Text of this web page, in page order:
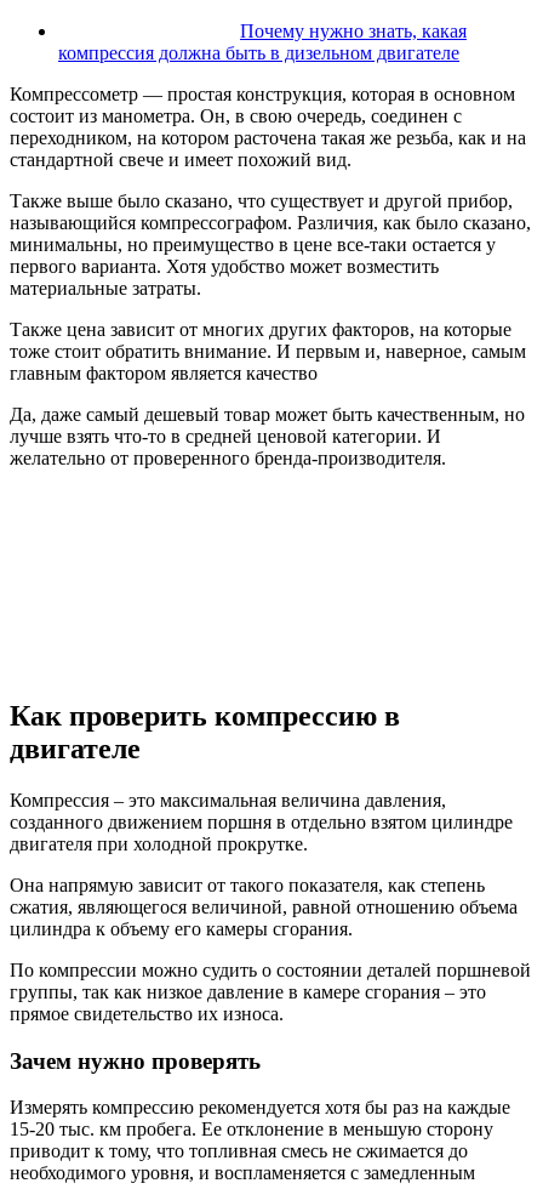
Почему нужно знать, какая
компрессия должна быть в дизельном двигателе
Компрессометр — простая конструкция, которая в основном
состоит из манометра. Он, в свою очередь, соединен с
переходником, на котором расточена такая же резьба, как и на
стандартной свече и имеет похожий вид.
Также выше было сказано, что существует и другой прибор,
называющийся компрессографом. Различия, как было сказано,
минимальны, но преимущество в цене все-таки остается у
первого варианта. Хотя удобство может возместить
материальные затраты.
Также цена зависит от многих других факторов, на которые
тоже стоит обратить внимание. И первым и, наверное, самым
главным фактором является качество
Да, даже самый дешевый товар может быть качественным, но
лучше взять что-то в средней ценовой категории. И
желательно от проверенного бренда-производителя.
Как проверить компрессию в
двигателе
Компрессия – это максимальная величина давления,
созданного движением поршня в отдельно взятом цилиндре
двигателя при холодной прокрутке.
Она напрямую зависит от такого показателя, как степень
сжатия, являющегося величиной, равной отношению объема
цилиндра к объему его камеры сгорания.
По компрессии можно судить о состоянии деталей поршневой
группы, так как низкое давление в камере сгорания – это
прямое свидетельство их износа.
Зачем нужно проверять
Измерять компрессию рекомендуется хотя бы раз на каждые
15-20 тыс. км пробега. Ее отклонение в меньшую сторону
приводит к тому, что топливная смесь не сжимается до
необходимого уровня, и воспламеняется с замедленным